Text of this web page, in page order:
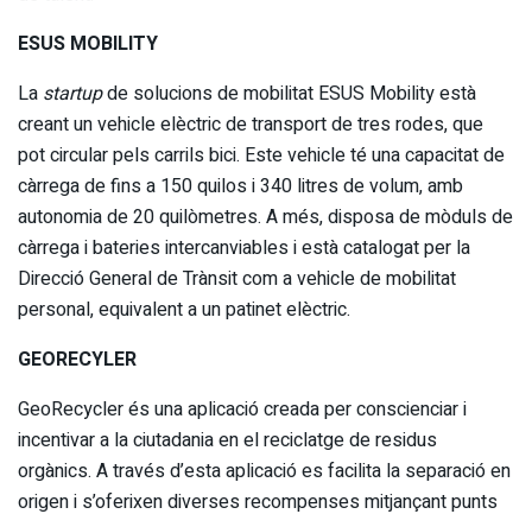
ESUS MOBILITY
La startupde solucions de mobilitat ESUS Mobility està
creant un vehicle elèctric de transport de tres rodes, que
pot circular pels carrils bici. Este vehicle té una capacitat de
càrrega de fins a 150 quilos i 340 litres de volum, amb
autonomia de 20 quilòmetres. A més, disposa de mòduls de
càrrega i bateries intercanviables i està catalogat per la
Direcció General de Trànsit com a vehicle de mobilitat
personal, equivalent a un patinet elèctric.
GEORECYLER
GeoRecycler és una aplicació creada per conscienciar i
incentivar a la ciutadania en el reciclatge de residus
orgànics. A través d’esta aplicació es facilita la separació en
origen i s’oferixen diverses recompenses mitjançant punts